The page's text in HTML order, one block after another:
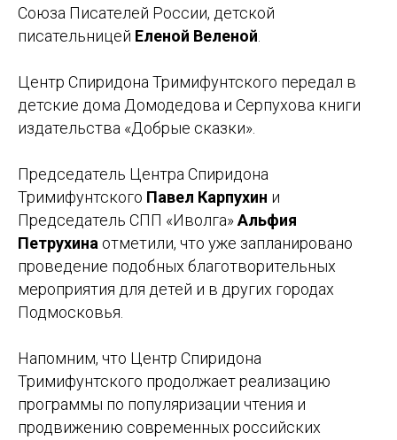
Союза Писателей России, детской
писательницей Еленой Веленой
Центр Спиридона Тримифунтского передал в
детские дома Домодедова и Серпухова книги
издательства «Добрые сказки».
Председатель Центра Спиридона
Тримифунтского Павел Карпухин и
Председатель СПП «Иволга»Альфия
Петрухина отметили, что уже запланировано
проведение подобных благотворительных
мероприятия для детей и в других городах
Подмосковья.
Напомним, что Центр Спиридона
Тримифунтского продолжает реализацию
программы по популяризации чтения и
продвижению современных российских